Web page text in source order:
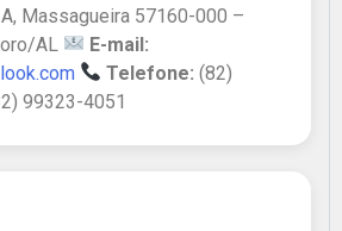
Massagueira 57160-000 –
AL
E-mail:
Telefone: (82)
99323-4051